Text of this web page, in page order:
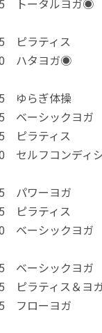
トータルヨガ◉
ピラティス
ハタヨガ◉
ゆらぎ体操
ベーシックヨガ
ピラティス
セルフコンディ
パワーヨガ
ピラティス
ベーシックヨガ
ベーシックヨガ
ピラティス＆ヨ
フローヨガ